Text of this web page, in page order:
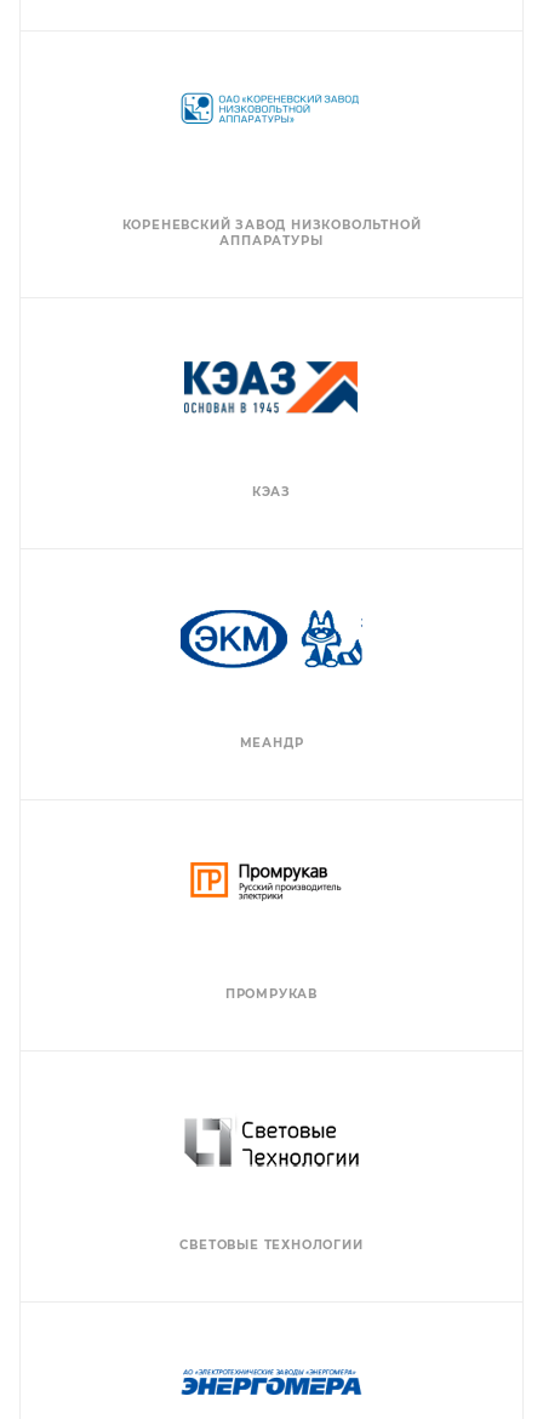
КОРЕНЕВСКИЙ ЗАВОД НИЗКОВОЛЬТНОЙ
АППАРАТУРЫ
КЭАЗ
МЕАНДР
ПРОМРУКАВ
СВЕТОВЫЕ ТЕХНОЛОГИИ